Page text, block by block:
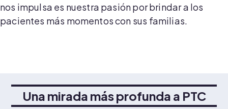
nos impulsa es nuestra pasión por brindar a los
pacientes más momentos con sus familias.
Una mirada más profunda a PTC